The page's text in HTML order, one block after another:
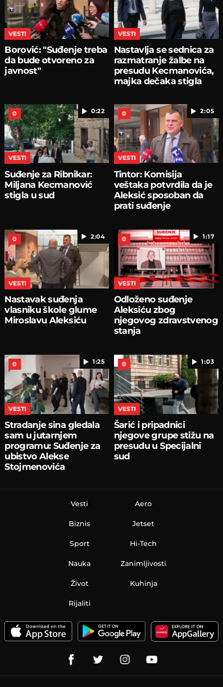
VESTI
Borović: "Suđenje treba
da bude otvoreno za
javnost"
VESTI
Nastavlja se sednica za
razmatranje žalbe na
presudu Kecmanovića,
majka dečaka stigla
0:22
0
VESTI
Suđenje za Ribnikar:
Miljana Kecmanović
stigla u sud
2:05
0
VESTI
Tintor: Komisija
veštaka potvrdila da je
Aleksić sposoban da
prati suđenje
2:04
0
VESTI
Nastavak suđenja
vlasniku škole glume
Miroslavu Aleksiću
1:17
0
VESTI
Odloženo suđenje
Aleksiću zbog
njegovog zdravstvenog
stanja
1:25
0
VESTI
Stradanje sina gledala
sam u jutarnjem
programu: Suđenje za
ubistvo Alekse
Stojmenovića
1:03
0
VESTI
Šarić i pripadnici
njegove grupe stižu na
presudu u Specijalni
sud
Vesti
Biznis
Sport
Nauka
Aero
Jetset
Hi-Tech
Zanimljivosti
Život Kuhinja
Rijaliti